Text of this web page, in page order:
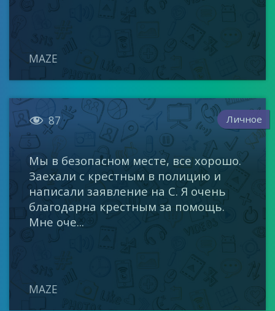
MAZE
 87 Личное
Мы в безопасном месте, все хорошо.
Заехали с крестным в полицию и
написали заявление на С. Я очень
благодарна крестным за помощь.
Мне оче...
MAZE